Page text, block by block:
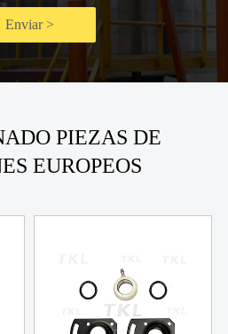
Enviar >
PIEZAS DE
EUROPEOS